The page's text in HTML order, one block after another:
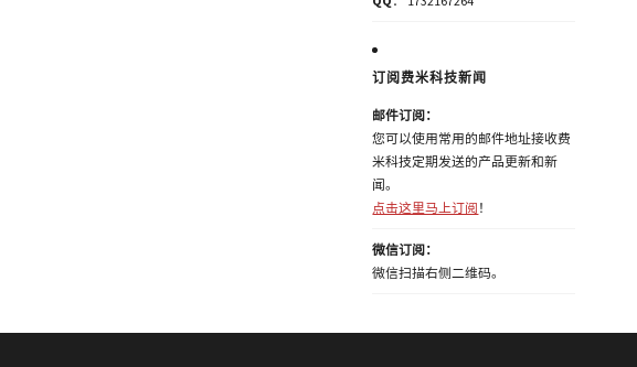
订阅费米科技新闻
邮件订阅：
您可以使用常用的邮件地址接收费
米科技定期发送的产品更新和新
闻。
点击这里马上订阅 ！
微信订阅：
微信扫描右侧二维码。